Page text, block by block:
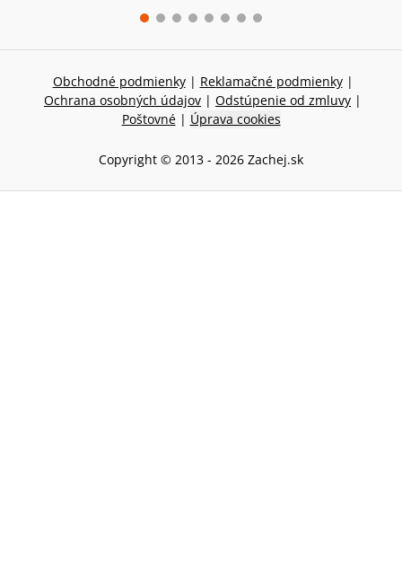
Obchodné podmienky | Reklamačné podmienky |
Ochrana osobných údajov | Odstúpenie od zmluvy |
Poštovné | Úprava cookies
Copyright © 2013 - 2026 Zachej.sk